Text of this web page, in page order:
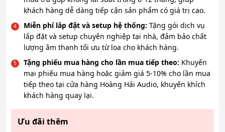
khách hàng dễ dàng tiếp cận sản phẩm có giá trị cao.
Miễn phí lắp đặt và setup hệ thống: Tặng gói dịch vụ
lắp đặt và setup chuyên nghiệp tại nhà, đảm bảo chất
lượng âm thanh tối ưu từ loa cho khách hàng.
Tặng phiếu mua hàng cho lần mua tiếp theo: Khuyến
mại phiếu mua hàng hoặc giảm giá 5-10% cho lần mua
tiếp theo tại cửa hàng Hoàng Hải Audio, khuyến khích
khách hàng quay lại.
Ưu đãi thêm